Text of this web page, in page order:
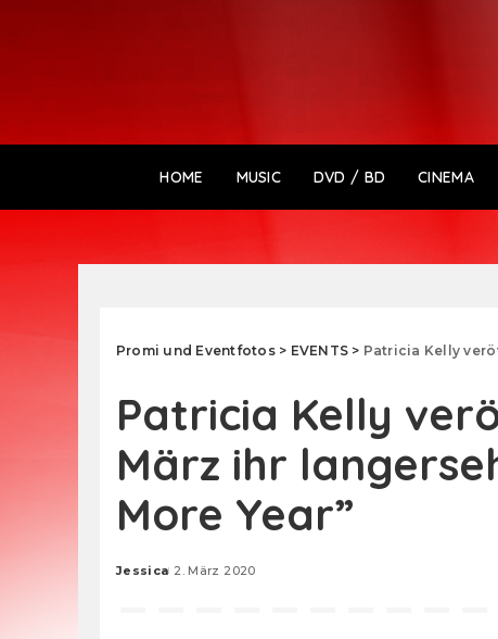
HOME MUSIC DVD / BD CINEMA
Promi und Eventfotos> EVENTS > Patricia Kelly
Patricia Kelly
März ihr
More Year”
Posted
Jessica 2. März 2020